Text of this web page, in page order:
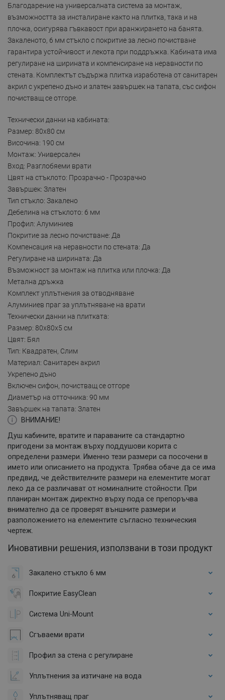
Благодарение на универсалната система за монтаж,
възможността за инсталиране както на плитка, така и на
плочка, осигурява гъвкавост при аранжирането на банята.
Закаленото, 6 мм стъкло с покритие за лесно почистване
гарантира устойчивост и лекота при поддръжка. Кабината има
регулиране на ширината и компенсиране на неравности по
стената. Комплектът съдържа плитка изработена от санитарен
акрил с укрепено дъно и златен завършек на тапата, със сифон
почистващ се отгоре.
Технически данни на кабината:
Размер: 80x80 см
Височина: 190 см
Монтаж: Универсален
Вход: Разглобяеми врати
Цвят на стъклото: Прозрачно - Прозрачно
Завършек: Златен
Тип стъкло: Закалено
Дебелина на стъклото: 6 мм
Профил: Алуминиев
Покритие за лесно почистване: Да
Компенсация на неравности по стената: Да
Регулиране на ширината: Да
Възможност за монтаж на плитка или плочка: Да
Метална дръжка
Комплект уплътнения за отводняване
Алуминиев праг за уплътняване на врати
Технически данни на плитката:
Размер: 80x80x5 см
Цвят: Бял
Тип: Квадратен, Слим
Материал: Санитарен акрил
Укрепено дъно
Включен сифон, почистващ се отгоре
Диаметър на отточника: 90 мм
Завършек на тапата: Златен
ВНИМАНИЕ!
Душ кабините, вратите и параваните са стандартно
пригодени за монтаж върху поддушови корита с
определени размери. Именно тези размери са посочени в
името или описанието на продукта. Трябва обаче да се има
предвид, че действителните размери на елементите могат
леко да се различават от номиналните стойности. При
планиран монтаж директно върху пода се препоръчва
внимателно да се проверят външните размери и
разположението на елементите съгласно техническия
чертеж.
Иновативни решения, използвани в този продукт
Закалено стъкло 6 мм
Покритие EasyClean
Система Uni-Mount
Сгъваеми врати
Профил за стена с регулиране
Уплътнения за изтичане на вода
Уплътняващ праг